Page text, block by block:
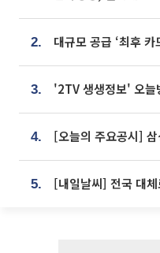
2.
3.
4.
5. [내일날씨] 전국 대